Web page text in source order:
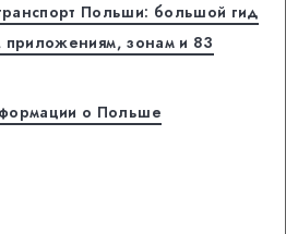
Польши: большой гид
приложениям, зонам и 83
о Польше